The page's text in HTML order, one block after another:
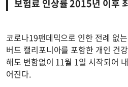
보험료 인상률 2015년 이후
코로나19팬데믹으로 인한 전례 없
버드 캘리포니아를 포함한 개인 건
해도 변함없이 11월 1일 시작되어
어진다.